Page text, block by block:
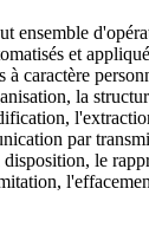
ensemble
et
à caractère
la
par
le